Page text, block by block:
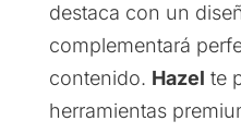
destaca con un
complementará
contenido. Hazel te
herramientas